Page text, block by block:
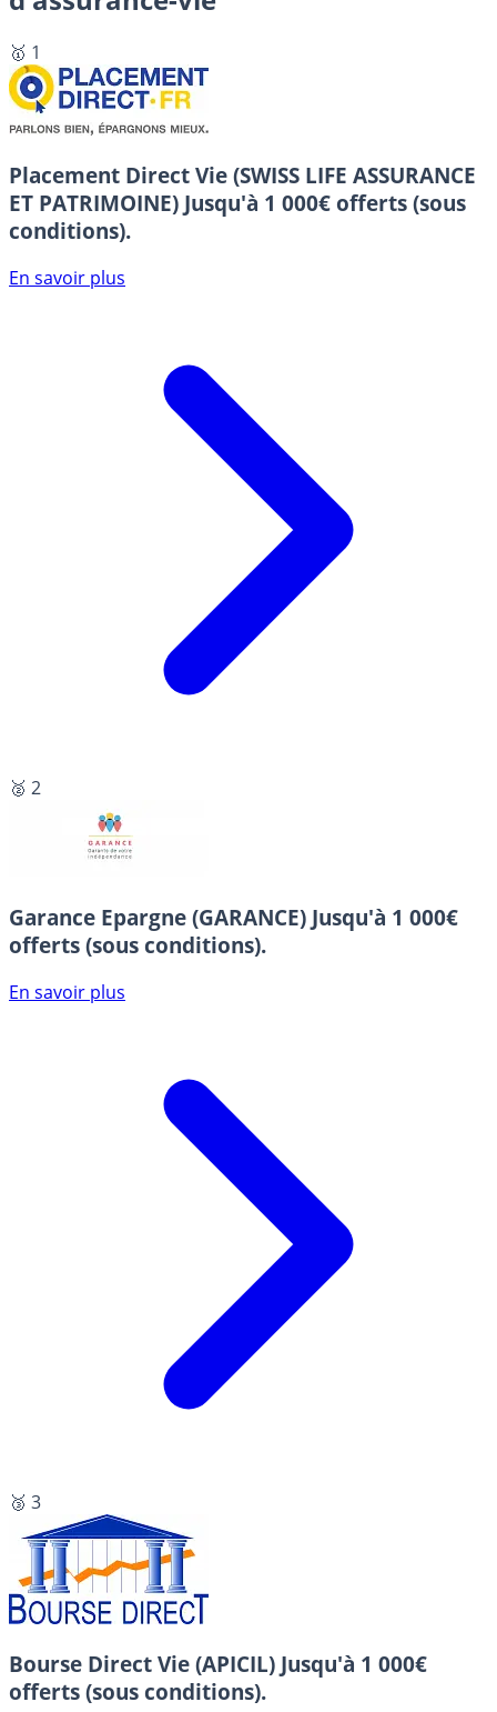
🥇 1
Placement Direct Vie (SWISS LIFE ASSURANCE
ET PATRIMOINE) Jusqu'à 1 000€ offerts (sous
conditions).
En savoir plus
🥈 2
Garance Epargne (GARANCE) Jusqu'à 1 000€
offerts (sous conditions).
En savoir plus
🥉 3
Bourse Direct Vie (APICIL) Jusqu'à 1 000€
offerts (sous conditions).